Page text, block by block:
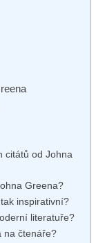
citátů od Johna
Greena?
inspirativní?
literatuře?
na čtenáře?